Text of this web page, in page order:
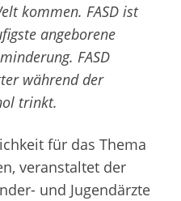
kommen. FASD ist
angeborene
FASD
während der
trinkt.
für das Thema
veranstaltet der
und Jugendärzte